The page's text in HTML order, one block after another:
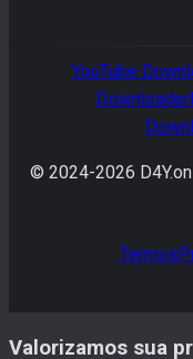
YouTube
Downloader
© 2024-2026
Termos
Valorizamos sua